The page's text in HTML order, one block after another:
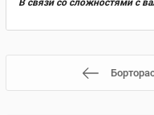
В связи со сложностями с